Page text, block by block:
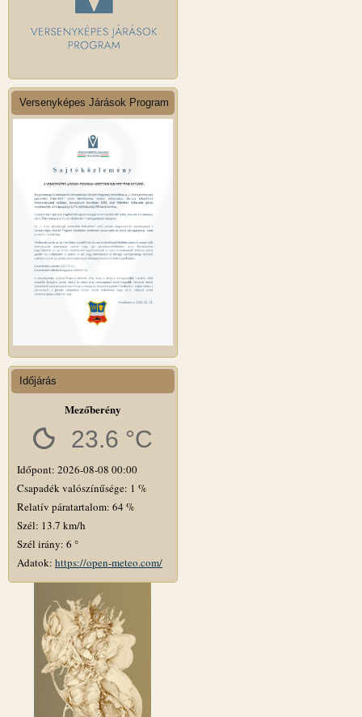
Versenyképes Járások Program
Időjárás
Mezőberény
23.6 °C
Időpont: 2026-08-08 00:00
Csapadék valószínűsége: 1 %
Relatív páratartalom: 64 %
Szél: 13.7 km/h
Szél irány: 6 °
Adatok: https://open-meteo.com/